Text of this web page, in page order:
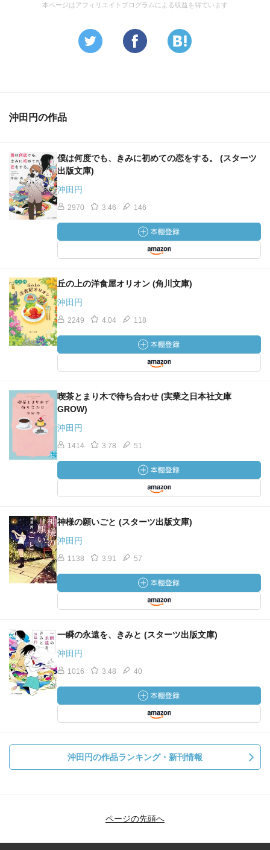
本ページはアフィリエイトプログラムによる収益を得ています
沖田円の作品
僕は何度でも、きみに初めての恋をする。 (スターツ
出版文庫)
沖田円
2970 3.46 146
丘の上の洋食屋オリオン (角川文庫)
沖田円
2249 4.04 118
喫茶とまり木で待ち合わせ (実業之日本社文庫
GROW)
沖田円
1414 3.78 51
神様の願いごと (スターツ出版文庫)
沖田円
1138 3.91 57
一瞬の永遠を、きみと (スターツ出版文庫)
沖田円
1016 3.48 40
沖田円の作品ランキング・新刊情報
ページの先頭へ